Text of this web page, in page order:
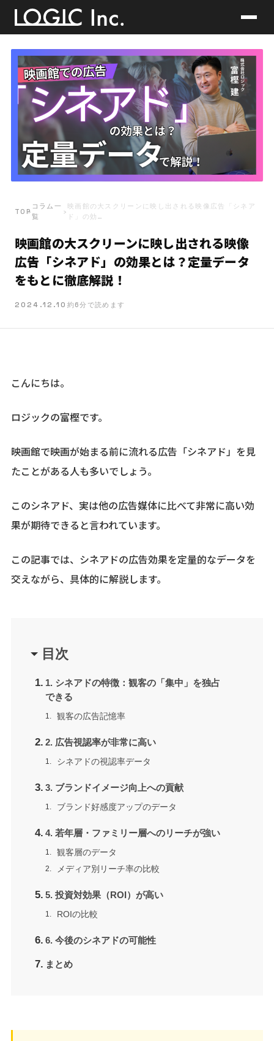
TOP›
コラム一
覧
›
映画館の大スクリーンに映し出される映像広告「シネア
ド」の効…
映画館の大スクリーンに映し出される映像
広告「シネアド」の効果とは？定量データ
をもとに徹底解説！
2024.12.10 約6分で読めます
こんにちは。
ロジックの富樫です。
映画館で映画が始まる前に流れる広告「シネアド」を見
たことがある人も多いでしょう。
このシネアド、実は他の広告媒体に比べて非常に高い効
果が期待できると言われています。
この記事では、シネアドの広告効果を定量的なデータを
交えながら、具体的に解説します。
目次
1. シネアドの特徴：観客の「集中」を独占
できる
観客の広告記憶率
2. 広告視認率が非常に高い
シネアドの視認率データ
3. ブランドイメージ向上への貢献
ブランド好感度アップのデータ
4. 若年層・ファミリー層へのリーチが強い
観客層のデータ
メディア別リーチ率の比較
5. 投資対効果（ROI）が高い
ROIの比較
6. 今後のシネアドの可能性
まとめ